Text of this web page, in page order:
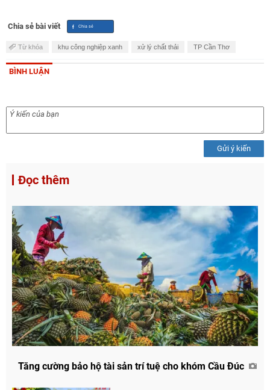
Chia sẻ bài viết
Từ khóa khu công nghiệp xanh xử lý chất thải TP Cần Thơ
BÌNH LUẬN
Gửi ý kiến
Đọc thêm
Tăng cường bảo hộ tài sản trí tuệ cho khóm Cầu Đúc